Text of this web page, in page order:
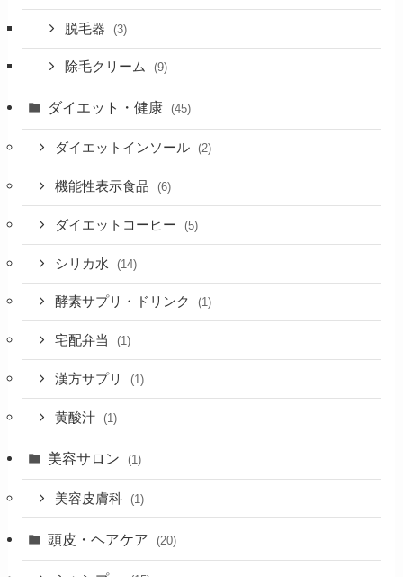
脱毛器 (3)
除毛クリーム (9)
ダイエット・健康 (45)
ダイエットインソール (2)
機能性表示食品 (6)
ダイエットコーヒー (5)
シリカ水 (14)
酵素サプリ・ドリンク (1)
宅配弁当 (1)
漢方サプリ (1)
黄酸汁 (1)
美容サロン (1)
美容皮膚科 (1)
頭皮・ヘアケア (20)